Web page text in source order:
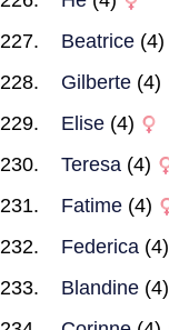
Beatrice (4)
Gilberte (4)
Elise (4)
Teresa (4)
Fatime (4)
Federica (4)
Blandine (4)